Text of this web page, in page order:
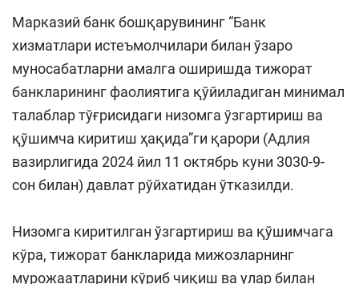
Марказий банк бошқарувининг “Банк
хизматлари истеъмолчилари билан ўзаро
муносабатларни амалга оширишда тижорат
банкларининг фаолиятига қўйиладиган минимал
талаблар тўғрисидаги низомга ўзгартириш ва
қўшимча киритиш ҳақида”ги қарори (Адлия
вазирлигида 2024 йил 11 октябрь куни 3030-9-
сон билан) давлат рўйхатидан ўтказилди.
Низомга киритилган ўзгартириш ва қўшимчага
кўра, тижорат банкларида мижозларнинг
мурожаатларини кўриб чиқиш ва улар билан